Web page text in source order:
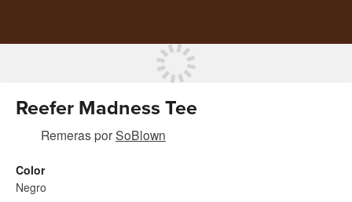
Reefer Madness Tee
RemerasporSoBlown
Color
Negro